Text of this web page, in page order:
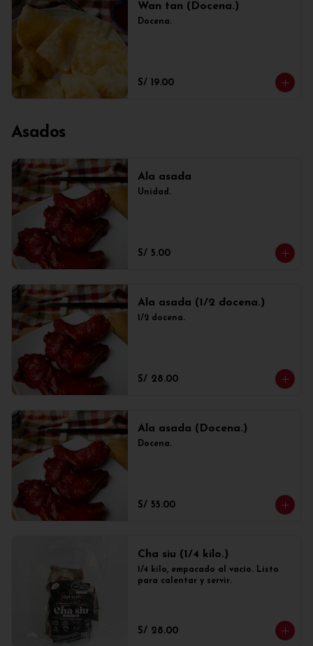
Wan tan (Docena.)
Docena.
S/ 19.00
Asados
Ala asada
Unidad.
S/ 5.00
Ala asada (1/2 docena.)
1/2 docena.
S/ 28.00
Ala asada (Docena.)
Docena.
S/ 55.00
Cha siu (1/4 kilo.)
1/4 kilo, empacado al vacío. Listo
para calentar y servir.
S/ 28.00